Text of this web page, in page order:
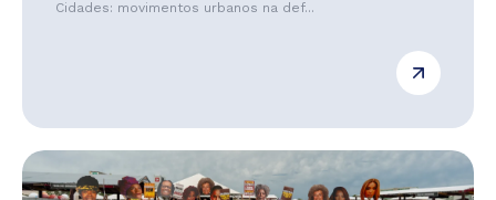
Cidades: movimentos urbanos na def...